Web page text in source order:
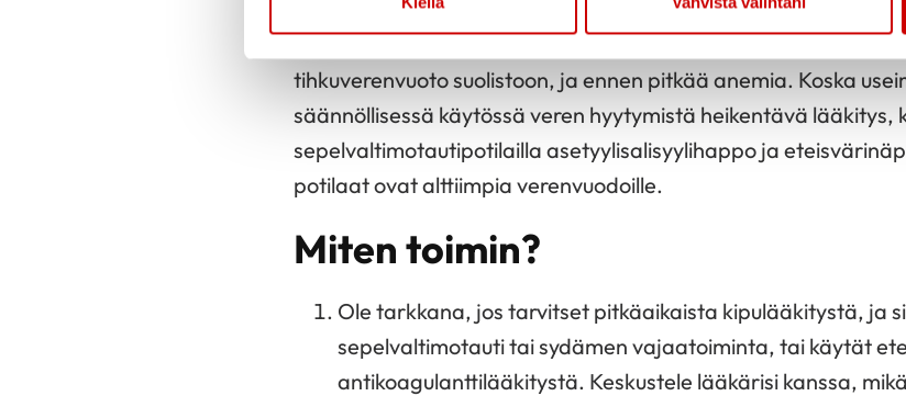
Tulehduskipulääkkeiden käyttö voi vaurioittaa suolen
tihkuverenvuoto suolistoon, ja ennen pitkää anemia. Koska
säännöllisessä käytössä veren hyytymistä heikentävä lääkitys,
sepelvaltimotautipotilailla asetyylisalisyylihappo ja
potilaat ovat alttiimpia verenvuodoille.
Miten toimin?
Ole tarkkana, jos tarvitset pitkäaikaista kipulääkitystä, ja
sepelvaltimotauti tai sydämen vajaatoiminta, tai käytät
antikoagulanttilääkitystä. Keskustele lääkärisi kanssa,